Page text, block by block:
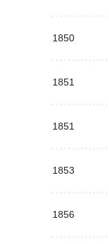
1850
1851
1851
1853
1856